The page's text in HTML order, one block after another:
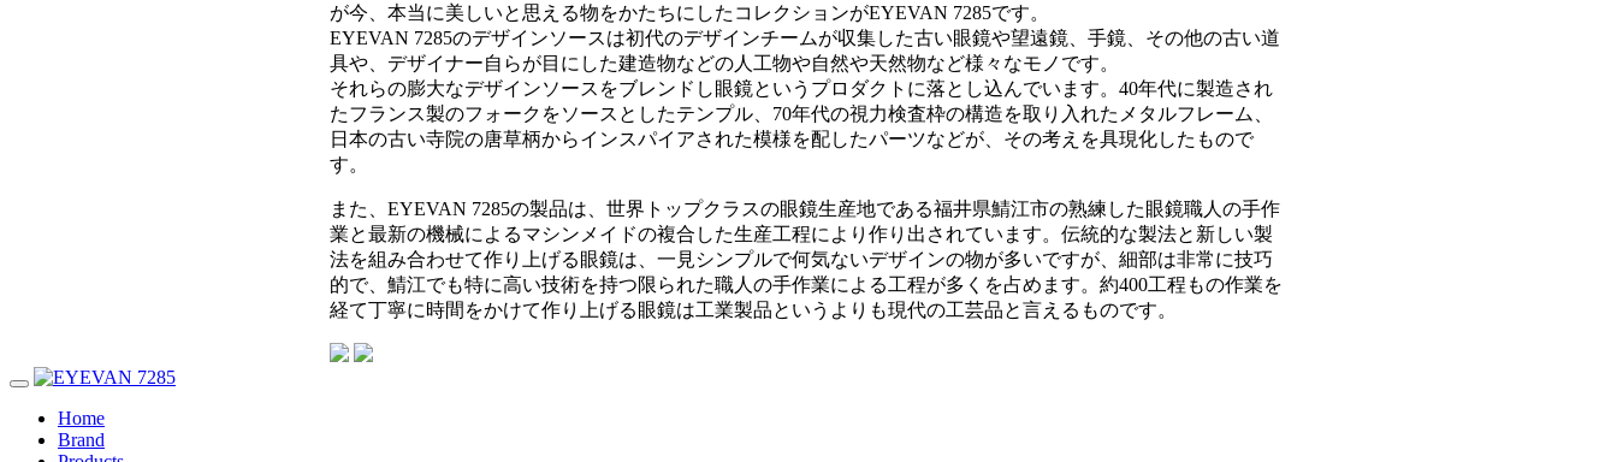
が今、本当に美しいと思える物をかたちにしたコレクションがEYEVAN 7285です。
EYEVAN 7285のデザインソースは初代のデザインチームが収集した古い眼鏡や望遠鏡、手鏡、その他の古い道
具や、デザイナー自らが目にした建造物などの人工物や自然や天然物など様々なモノです。
それらの膨大なデザインソースをブレンドし眼鏡というプロダクトに落とし込んでいます。40年代に製造され
たフランス製のフォークをソースとしたテンプル、70年代の視力検査枠の構造を取り入れたメタルフレーム、
日本の古い寺院の唐草柄からインスパイアされた模様を配したパーツなどが、その考えを具現化したもので
す。
また、EYEVAN 7285の製品は、世界トップクラスの眼鏡生産地である福井県鯖江市の熟練した眼鏡職人の手作
業と最新の機械によるマシンメイドの複合した生産工程により作り出されています。伝統的な製法と新しい製
法を組み合わせて作り上げる眼鏡は、一見シンプルで何気ないデザインの物が多いですが、細部は非常に技巧
的で、鯖江でも特に高い技術を持つ限られた職人の手作業による工程が多くを占めます。約400工程もの作業を
経て丁寧に時間をかけて作り上げる眼鏡は工業製品というよりも現代の工芸品と言えるものです。
Home
Brand